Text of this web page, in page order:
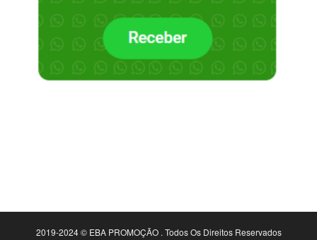
2019-2024 © EBA PROMOÇÃO . Todos Os Direitos Reservados